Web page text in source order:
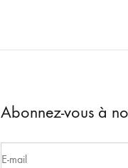
Abonnez-vous à